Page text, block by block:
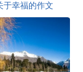
于幸福的作文